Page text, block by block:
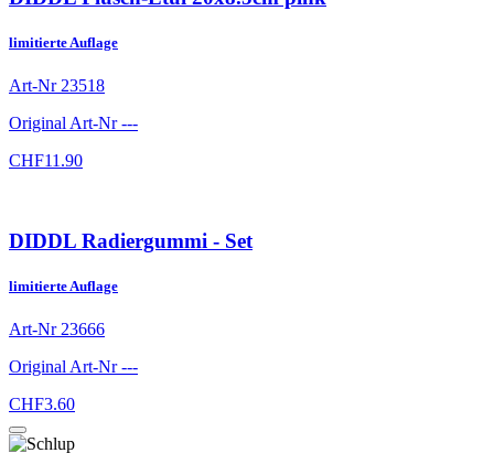
limitierte Auflage
Art-Nr 23518
Original Art-Nr---
CHF11.90
DIDDL Radiergummi - Set
limitierte Auflage
Art-Nr23666
Original Art-Nr---
CHF3.60